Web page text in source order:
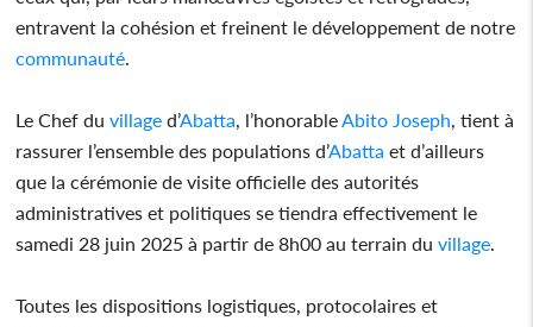
entravent la cohésion et freinent le développement de notre
communauté
Le Chef duvillage d’Abatta , l’honorable Abito Joseph , tient à
rassurer l’ensemble des populations d’Abatta et d’ailleurs
que la cérémonie de visite officielle des autorités
administratives et politiques se tiendra effectivement le
samedi 28 juin 2025 à partir de 8h00 au terrain duvillage
Toutes les dispositions logistiques, protocolaires et